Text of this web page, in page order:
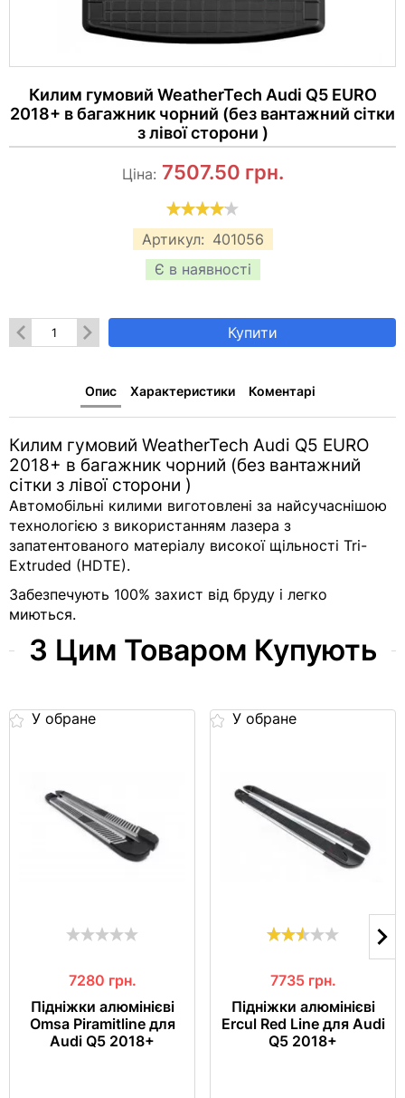
Килим гумовий WeatherTech Audi Q5 EURO
2018+ в багажник чорний (без вантажний сітки
з лівої сторони )
Артикул: 401056
Є в наявності
Ціна: 7507.50 грн.
Купити
Опис Характеристики Коментарі
Килим гумовий WeatherTech Audi Q5 EURO
2018+ в багажник чорний (без вантажний
сітки з лівої сторони )
Автомобільні килими виготовлені за найсучаснішою
технологією з використанням лазера з
запатентованого матеріалу високої щільності Tri-
Extruded (HDTE).
Забезпечують 100% захист від бруду і легко
миються.
З Цим Товаром Купують
У обране
7280 грн.
Підніжки алюмінієві
Omsa Piramitline для
Audi Q5 2018+
У обране
7735 грн.
Підніжки алюмінієві
Ercul Red Line для Audi
Q5 2018+